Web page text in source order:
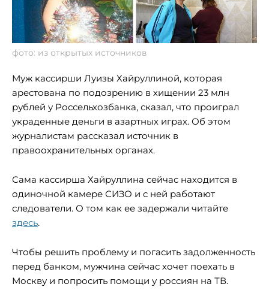
фото: из открытых источников
Муж кассирши Луизы Хайруллиной, которая
арестована по подозрению в хищении 23 млн
рублей у Россельхозбанка, сказал, что проиграл
украденные деньги в азартных играх. Об этом
журналистам рассказал источник в
правоохранительных органах.
Сама кассирша Хайруллина сейчас находится в
одиночной камере СИЗО и с ней работают
следователи. О том как ее задержали читайте
здесь.
Чтобы решить проблему и погасить задолженность
перед банком, мужчина сейчас хочет поехать в
Москву и попросить помощи у россиян на ТВ.